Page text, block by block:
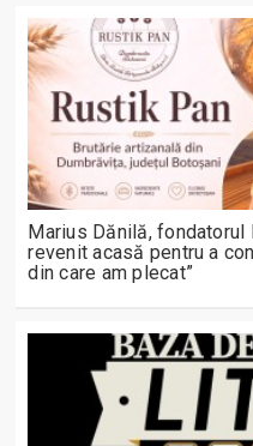
Marius Dănilă, fondatorul
revenit acasă pentru a
din care am plecat”